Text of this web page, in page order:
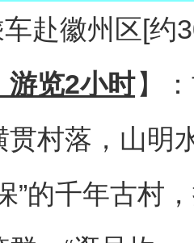
赴徽州区[约
览2小时】
贯村落，山明
”的千年古村